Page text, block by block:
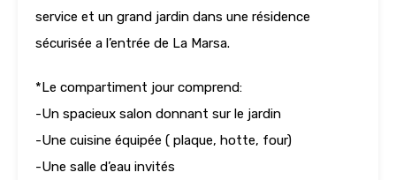
service et un grand jardin dans une résidence
sécurisée a l’entrée de La Marsa.
*Le compartiment jour comprend:
-Un spacieux salon donnant sur le jardin
-Une cuisine équipée ( plaque, hotte, four)
-Une salle d’eau invités